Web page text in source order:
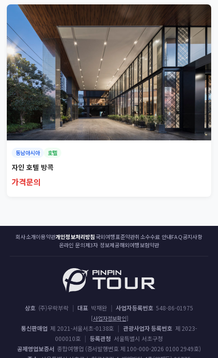
동남아시아 호텔
자인 호텔 방콕
가격문의
회사소개이용약관개인정보처리방침국외여행표준약관취소수수료 안내FAQ공지사항
온라인 문의제3자 정보제공해외여행보험약관
상호 (주)우락부락 | 대표 박재완 | 사업자등록번호 548-86-01975
[사업자정보확인]
통신판매업 제 2021-서울서초-0138호 | 관광사업자 등록번호 제 2023-
000010호 | 등록관청 서울특별시 서초구청
공제영업보증서 종합여행업 (증서발행번호 제 100-000-2026 0100 2949호)